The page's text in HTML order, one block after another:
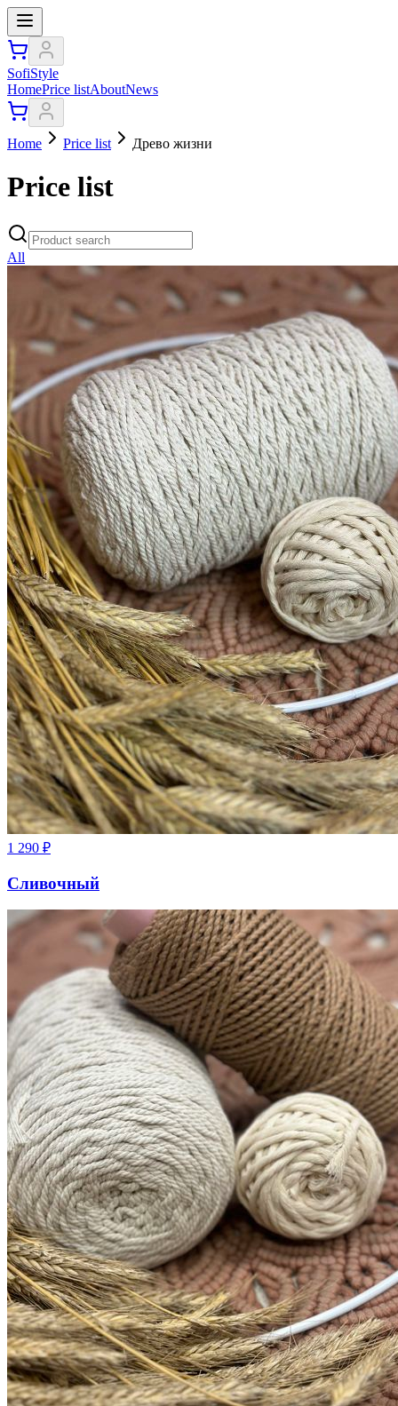
SofiStyle
HomePrice listAboutNews
Home Price list Древо жизни
Price list
All
1 290 ₽
Сливочный